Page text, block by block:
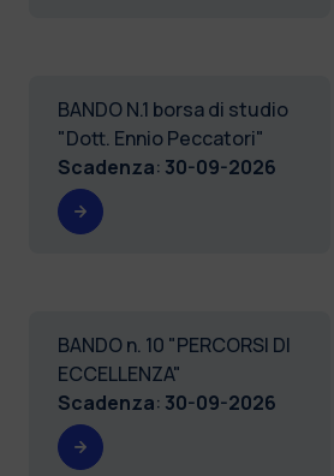
BANDO N.1 borsa di studio
"Dott. Ennio Peccatori"
Scadenza: 30-09-2026
BANDO n. 10 "PERCORSI DI
ECCELLENZA"
Scadenza: 30-09-2026